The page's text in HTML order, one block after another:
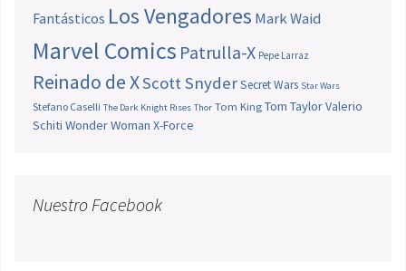
Fantásticos Los Vengadores Mark Waid
Marvel Comics Patrulla-X Pepe Larraz
Reinado de XScott SnyderSecret Wars Star Wars
Stefano Caselli The Dark Knight Rises Thor Tom King Tom TaylorValerio
Schiti Wonder Woman X-Force
Nuestro Facebook